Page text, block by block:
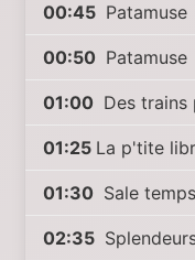
00:45 Patamuse
00:50 Patamuse
01:00 Des trains
01:25 La p'tite
01:30 Sale
02:35